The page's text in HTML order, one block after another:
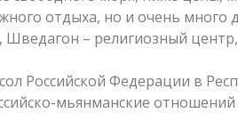
отдыха, но и очень много
– религиозный центр,
Российской Федерации в
мьянманские